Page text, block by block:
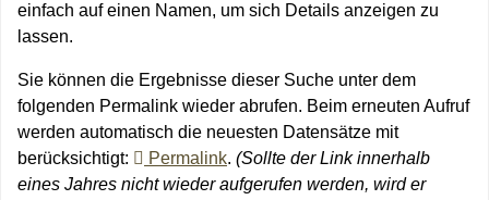
einfach auf einen Namen, um sich Details anzeigen zu
lassen.
Sie können die Ergebnisse dieser Suche unter dem
folgenden Permalink wieder abrufen. Beim erneuten Aufruf
werden automatisch die neuesten Datensätze mit
berücksichtigt:
Permalink. (Sollte der Link innerhalb
eines Jahres nicht wieder aufgerufen werden, wird er